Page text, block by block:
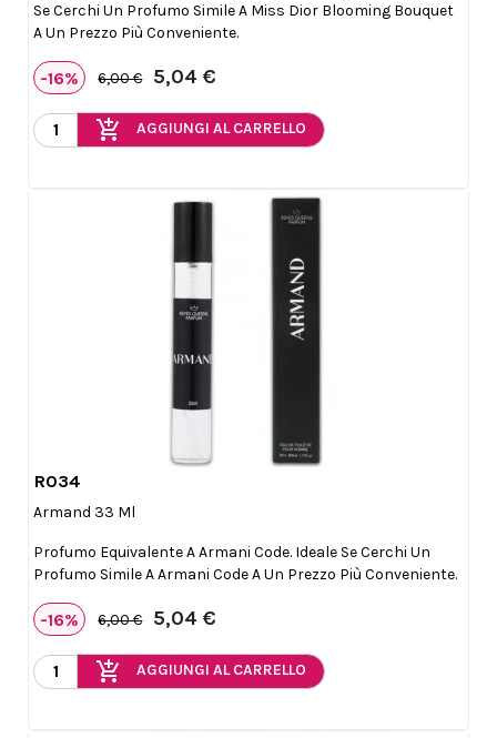
Se Cerchi Un Profumo Simile A Miss Dior Blooming Bouquet
A Un Prezzo Più Conveniente.
-16% 6,00 € 5,04 €
add_shopping_cart AGGIUNGI AL CARRELLO
R034
Armand 33 Ml
Profumo Equivalente A Armani Code. Ideale Se Cerchi Un
Profumo Simile A Armani Code A Un Prezzo Più Conveniente.
-16% 6,00 € 5,04 €
add_shopping_cart AGGIUNGI AL CARRELLO